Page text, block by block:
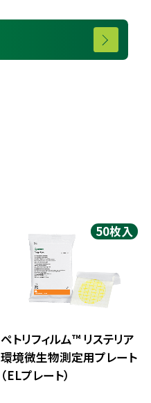
50枚入
ペトリフィルム™ リステリア
環境微生物測定用プレート
（ELプレート）